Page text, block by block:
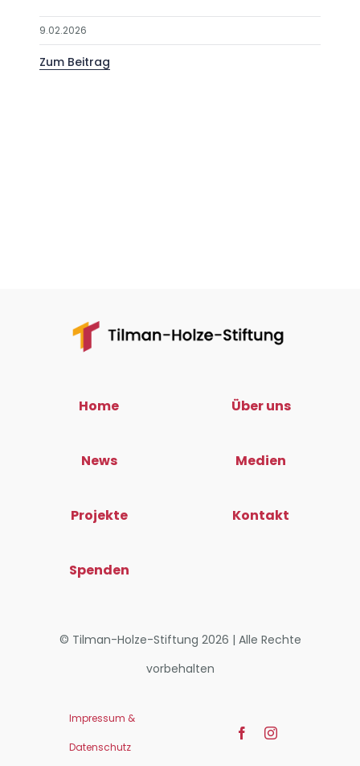
9.02.2026
Zum Beitrag
Home
News
Projekte
Spenden
Über uns
Medien
Kontakt
© Tilman-Holze-Stiftung 2026 | Alle Rechte
vorbehalten
Impressum &
Datenschutz